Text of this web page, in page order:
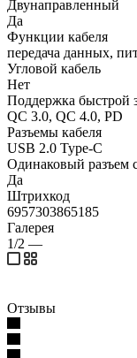
Двунаправленный
Да
Функции кабеля
передача данных,
Угловой кабель
Нет
Поддержка быстрой
QC 3.0, QC 4.0, PD
Разъемы кабеля
USB 2.0 Type-C
Одинаковый разъем
Да
Штрихкод
6957303865185
Галерея
1/2 —
Отзывы